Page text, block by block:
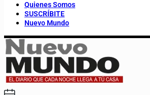
Quienes Somos
SUSCRÍBITE
Nuevo Mundo